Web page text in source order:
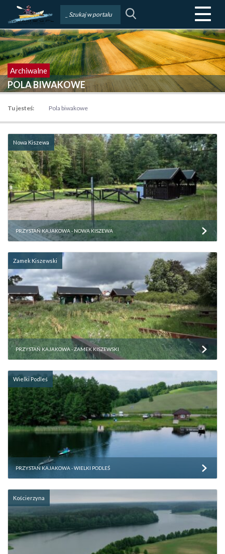
Menu
POLA BIWAKOWE
Tu jesteś: Pola biwakowe
Nowa Kiszewa
PRZYSTAŃ KAJAKOWA - NOWA KISZEWA
Zamek Kiszewski
PRZYSTAŃ KAJAKOWA - ZAMEK KISZEWSKI
Wielki Podleś
PRZYSTAŃ KAJAKOWA - WIELKI PODLEŚ
Kościerzyna